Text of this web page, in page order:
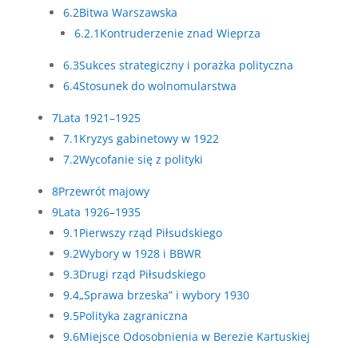
6.2Bitwa Warszawska
6.2.1 Kontruderzenie znad Wieprza
6.3Sukces strategiczny i porażka polityczna
6.4Stosunek do wolnomularstwa
7Lata 1921–1925
7.1 Kryzys gabinetowy w 1922
7.2Wycofanie się z polityki
8Przewrót majowy
9Lata 1926–1935
9.1 Pierwszy rząd Piłsudskiego
9.2Wybory w 1928 i BBWR
9.3Drugi rząd Piłsudskiego
9.4„Sprawa brzeska” i wybory 1930
9.5Polityka zagraniczna
9.6Miejsce Odosobnienia w Berezie Kartuskiej